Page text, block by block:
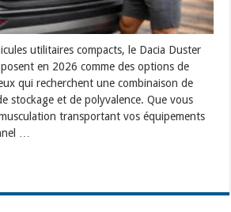
utilitaires compacts, le Dacia Duster
en 2026 comme des options de
qui recherchent une combinaison de
stockage et de polyvalence. Que vous
transportant vos équipements
…